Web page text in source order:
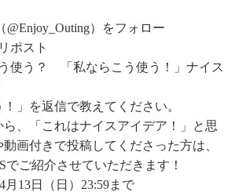
@Enjoy_Outing）をフォロー
ポスト
う使う？ 「私ならこう使う！」ナイス
」を返信で教えてください。
、「これはナイスアイデア！」と思
画付きで投稿してくださった方は、
でご紹介させていただきます！
月13日（日）23:59まで